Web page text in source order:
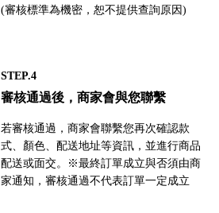
(審核標準為機密，恕不提供查詢原因)
STEP.4
審核通過後，商家會與您聯繫
若審核通過，商家會聯繫您再次確認款
式、顏色、配送地址等資訊，並進行商品
配送或面交。※最終訂單成立與否須由商
家通知，審核通過不代表訂單一定成立